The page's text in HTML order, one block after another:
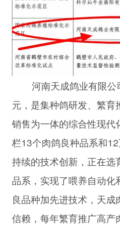
河南天成鸽业有限公
元，是集种鸽研发、繁
销售为一体的综合性现代
栏13个肉鸽良种品系和
持续的技术创新，正在选
品系，实现了喂养自动
良品种加先进技术，天
信赖，每年繁育推广高产